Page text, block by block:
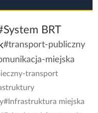
BRT
#transport-publiczny
miejska
transport
#Infrastruktura miejska